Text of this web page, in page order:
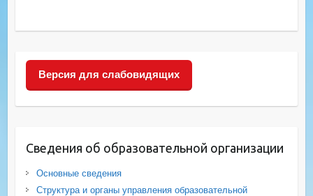
Версия для слабовидящих
Сведения об образовательной организации
Основные сведения
Структура и органы управления образовательной